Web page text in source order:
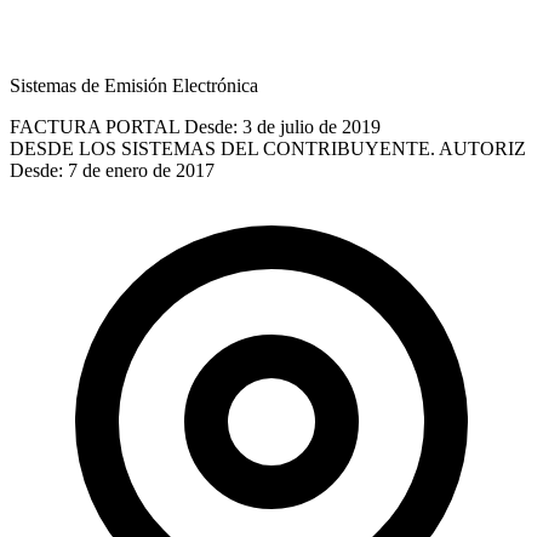
Sistemas de Emisión Electrónica
FACTURA PORTAL Desde: 3 de julio de 2019
DESDE LOS SISTEMAS DEL CONTRIBUYENTE. AUTORIZ
Desde: 7 de enero de 2017